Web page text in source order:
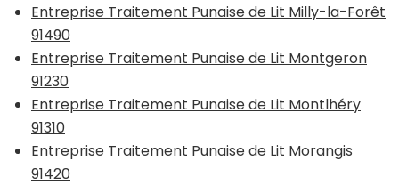
Entreprise Traitement Punaise de Lit Milly-la-Forêt
91490
Entreprise Traitement Punaise de Lit Montgeron
91230
Entreprise Traitement Punaise de Lit Montlhéry
91310
Entreprise Traitement Punaise de Lit Morangis
91420